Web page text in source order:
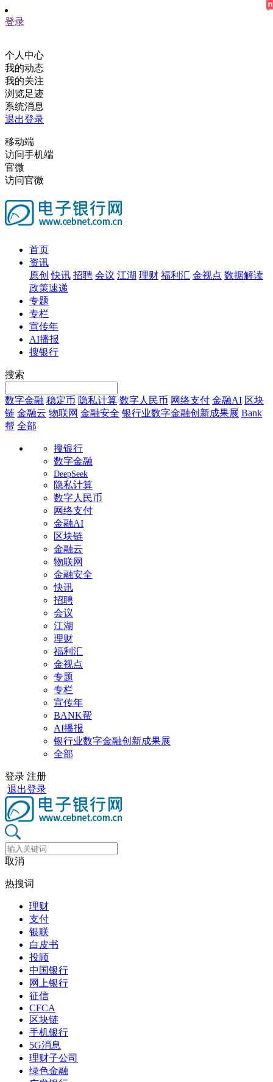
登录
个人中心
我的动态
我的关注
浏览足迹
系统消息
退出登录
移动端
访问手机端
官微
访问官微
首页
资讯
原创 快讯 招聘 会议 江湖 理财 福利汇 金视点 数据解读
政策速递
专题
专栏
宣传年
AI播报
搜银行
搜索
数字金融 稳定币 隐私计算 数字人民币 网络支付 金融AI 区块
链 金融云 物联网 金融安全 银行业数字金融创新成果展 Bank
帮 全部
搜银行
数字金融
DeepSeek
隐私计算
数字人民币
网络支付
金融AI
区块链
金融云
物联网
金融安全
快讯
招聘
会议
江湖
理财
福利汇
金视点
专题
专栏
宣传年
BANK帮
AI播报
银行业数字金融创新成果展
全部
登录 注册
退出登录
取消
热搜词
理财
支付
银联
白皮书
投顾
中国银行
网上银行
征信
CFCA
区块链
手机银行
5G消息
理财子公司
绿色金融